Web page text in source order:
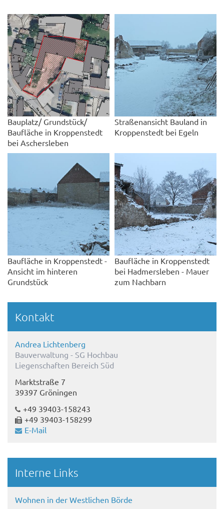
Bauplatz/ Grundstück/
Baufläche in Kroppenstedt
bei Aschersleben
Straßenansicht Bauland in
Kroppenstedt bei Egeln
Baufläche in Kroppenstedt -
Ansicht im hinteren
Grundstück
Baufläche in Kroppenstedt
bei Hadmersleben - Mauer
zum Nachbarn
Kontakt
Andrea Lichtenberg
Bauverwaltung - SG Hochbau
Liegenschaften Bereich Süd
Marktstraße 7
39397 Gröningen
+49 39403-158243
+49 39403-158299
E-Mail
Interne Links
Wohnen in der Westlichen Börde